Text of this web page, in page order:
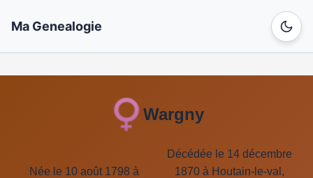
Ma Genealogie
Wargny
Née le 10 août 1798 à
Décédée le 14 décembre
1870 à Houtain-le-val,